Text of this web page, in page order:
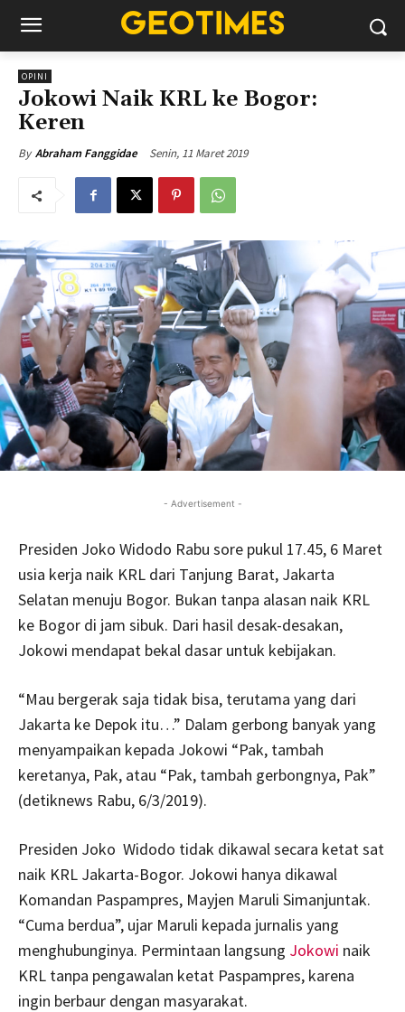
OPINI
Jokowi Naik KRL ke Bogor:
Keren
By Abraham Fanggidae Senin, 11 Maret 2019
- Advertisement -
Presiden Joko Widodo Rabu sore pukul 17.45, 6 Maret
usia kerja naik KRL dari Tanjung Barat, Jakarta
Selatan menuju Bogor. Bukan tanpa alasan naik KRL
ke Bogor di jam sibuk. Dari hasil desak-desakan,
Jokowi mendapat bekal dasar untuk kebijakan.
“Mau bergerak saja tidak bisa, terutama yang dari
Jakarta ke Depok itu…” Dalam gerbong banyak yang
menyampaikan kepada Jokowi “Pak, tambah
keretanya, Pak, atau “Pak, tambah gerbongnya, Pak”
(detiknews Rabu, 6/3/2019).
Presiden Joko Widodo tidak dikawal secara ketat sat
naik KRL Jakarta-Bogor. Jokowi hanya dikawal
Komandan Paspampres, Mayjen Maruli Simanjuntak.
“Cuma berdua”, ujar Maruli kepada jurnalis yang
menghubunginya. Permintaan langsung Jokowi naik
KRL tanpa pengawalan ketat Paspampres, karena
ingin berbaur dengan masyarakat.